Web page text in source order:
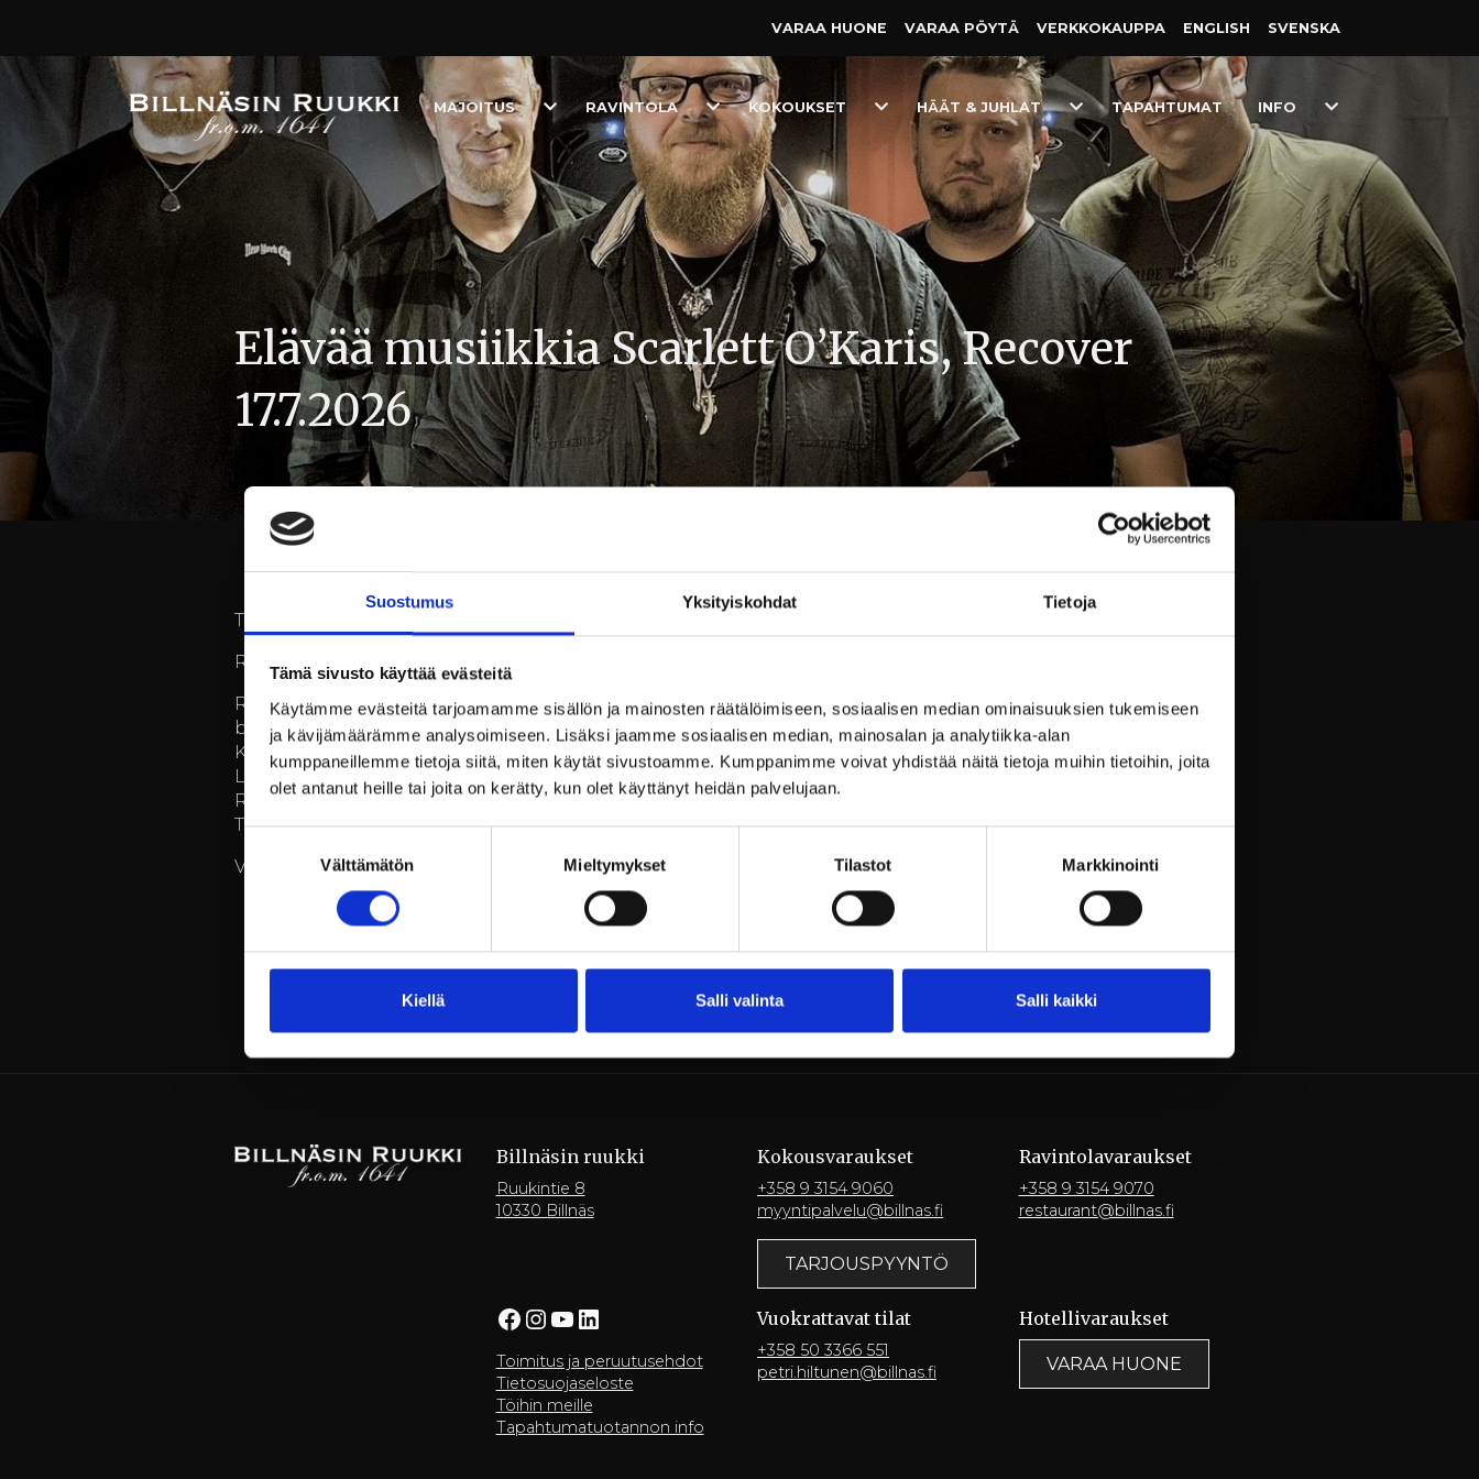
Suostumus Yksityiskohdat Tietoja
Tämä sivusto käyttää evästeitä
Käytämme evästeitä tarjoamamme sisällön ja mainosten räätälöimiseen, sosiaalisen median ominaisuuksien tukemiseen
ja kävijämäärämme analysoimiseen. Lisäksi jaamme sosiaalisen median, mainosalan ja analytiikka-alan
kumppaneillemme tietoja siitä, miten käytät sivustoamme. Kumppanimme voivat yhdistää näitä tietoja muihin tietoihin, joita
olet antanut heille tai joita on kerätty, kun olet käyttänyt heidän palvelujaan.
valinta
Välttämätön Mieltymykset Tilastot Markkinointi
Kiellä Salli valinta Salli kaikki
VARAA HUONE VARAA PÖYTÄ VERKKO­KAUPPA ENGLISH SVENSKA
MAJOITUS
Toggle
Dropdown
RAVINTOLA
Toggle
Dropdown
KOKOUKSET
Toggle
Dropdown
HÄÄT & JUHLAT
Toggle
Dropdown
TAPAHTUMAT INFO
Toggle
Elävää musiikkia Scarlett O’Karis, Recover
17.7.2026
Tervetuloa nauttimaan kesäillasta Billnäsin ruukin Scarlett O’Karis terassille.
Recover esiintyy 17.7.2026 kello 20:00 alkaen.
Recover on Raaseporilainen Rock -bändi. Perustettu vuonna 2020 pienenä triona josta nopeasti tuli kunnon
bändi.
Kokoonpanoon kuuluu Anders Smeds, Janne Vidfält, Fredrik Lindholm, Oliver Gustafsson ja Staffan
Lundmark.
Recoverin dynaamisessa biisilistassa on rokkaavia cover -biisejä niin Stig:ltä ja Green Day:ltä aina Tina
Turneriin ja Roxetteen.
Vapaa pääsy!
Billnäsin ruukki
Ruukintie 8
10330 Billnäs
Kokousvaraukset
+358 9 3154 9060
myyntipalvelu@billnas.fi
TARJOUSPYYNTÖ
Ravintola­varaukset
+358 9 3154 9070
restaurant@billnas.fi
Facebook InstagramYouTube LinkedIn
Toimitus ja peruutusehdot
Tietosuojaseloste
Töihin meille
Tapahtumatuotannon info
Vuokrattavat tilat
+358 50 3366 551
petri.hiltunen@billnas.fi
Hotelli­varaukset
VARAA HUONE